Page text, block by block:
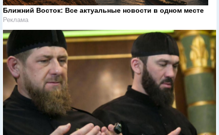
Ближний Восток: Все актуальные новости в одном месте
Реклама